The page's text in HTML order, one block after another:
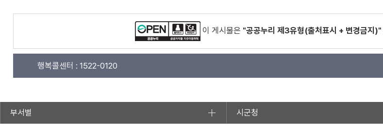
이 게시물은 "공공누리 제3유형(출처표시 + 변경금지)"
행복콜센터 : 1522-0120
부서별 시군청